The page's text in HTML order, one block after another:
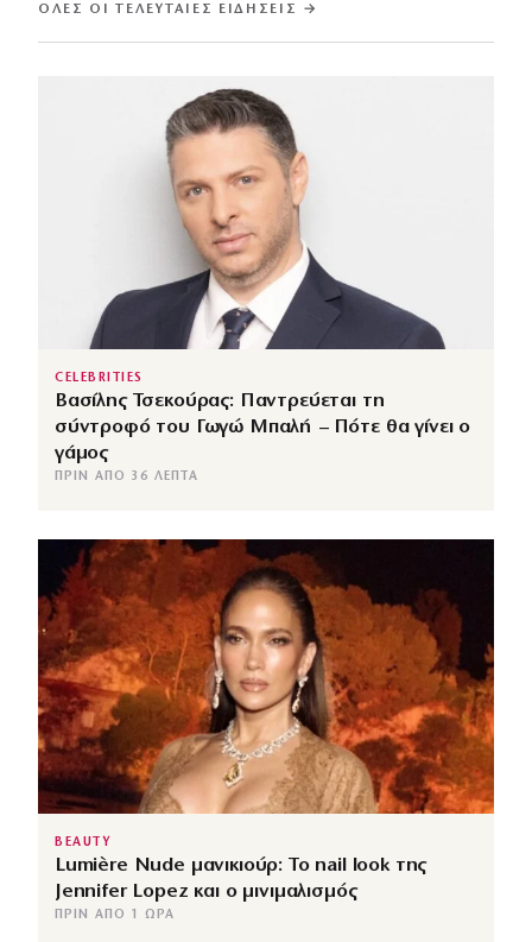
ΌΛΕΣ ΟΙ ΤΕΛΕΥΤΑΊΕΣ ΕΙΔΉΣΕΙΣ →
CELEBRITIES
Βασίλης Τσεκούρας: Παντρεύεται τη
σύντροφό του Γωγώ Μπαλή – Πότε θα γίνει ο
γάμος
ΠΡΙΝ ΑΠΌ 36 ΛΕΠΤΆ
BEAUTY
Lumière Nude μανικιούρ: Το nail look της
Jennifer Lopez και ο μινιμαλισμός
ΠΡΙΝ ΑΠΌ 1 ΏΡΑ